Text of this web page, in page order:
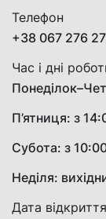
Телефон
+38 067 276
Час і дні
П’ятниця: з
Субота: з
Неділя:
Дата